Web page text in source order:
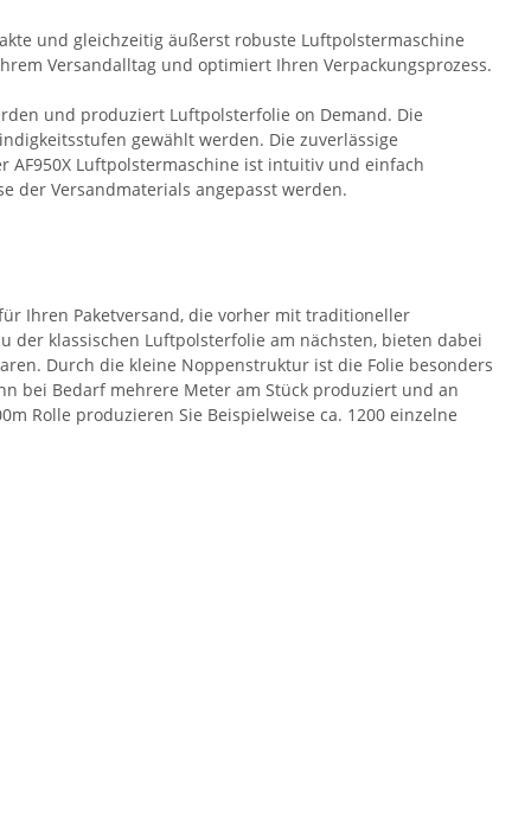
und gleichzeitig äußerst robuste Luftpolstermaschine
Versandalltag und optimiert Ihren Verpackungsprozess.
und produziert Luftpolsterfolie on Demand. Die
gewählt werden. Die zuverlässige
Luftpolstermaschine ist intuitiv und einfach
der Versandmaterials angepasst werden.
Ihren Paketversand, die vorher mit traditioneller
klassischen Luftpolsterfolie am nächsten, bieten dabei
Durch die kleine Noppenstruktur ist die Folie besonders
bei Bedarf mehrere Meter am Stück produziert und an
Rolle produzieren Sie Beispielweise ca. 1200 einzelne